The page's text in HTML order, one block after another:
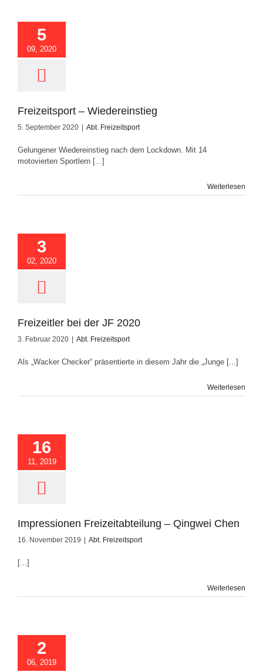
5
09, 2020
Freizeitsport – Wiedereinstieg
5. September 2020 Abt. Freizeitsport
Gelungener Wiedereinstieg nach dem Lockdown. Mit 14
motovierten Sportlern [...]
Weiterlesen
3
02, 2020
bei der JF 2020
Freizeitler bei der JF 2020
3. Februar 2020 Abt. Freizeitsport
Als „Wacker Checker“ präsentierte in diesem Jahr die „Junge [...]
Weiterlesen
16
11, 2019
– Qingwei
Impressionen Freizeitabteilung – Qingwei Chen
16. November 2019 Abt. Freizeitsport
[...]
Weiterlesen
2
06, 2019
Freizeitabteilung